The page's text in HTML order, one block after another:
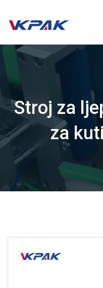
Preskoči
Stroj za
za